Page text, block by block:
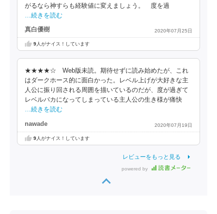
がるなら神すらも経験値に変えましょう。 度を過
…続きを読む
真白優樹 2020年07月25日
9人がナイス！しています
★★★★☆ Web版未読。期待せずに読み始めたが、これ
はダークホース的に面白かった。レベル上げが大好きな主
人公に振り回される周囲を描いているのだが、度が過ぎて
レベルバカになってしまっている主人公の生き様が痛快
…続きを読む
nawade 2020年07月19日
9人がナイス！しています
レビューをもっと見る
powered by